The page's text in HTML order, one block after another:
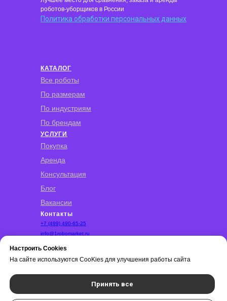
роботов-уборщиков в России
Политика обработки персональных данных
КАТАЛОГ
Все роботы
По размерам
По индустриям
По брендам
УСЛУГИ
Покупка
Аренда
Консультация
Блог
Вакансии
Контакты
+7 (499) 490-65-25
info@1robomarket.ru
Настроить Cookies
На сайте используются CooKies для улучшения работы сайта
Принять все